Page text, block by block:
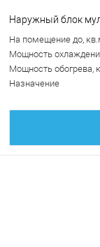
Наружный блок
На помещение до,
Мощность
Мощность обогрева,
Назначение